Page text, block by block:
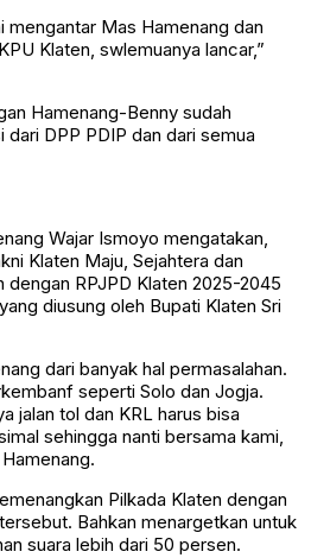
mengantar Mas Hamenang dan
Klaten, swlemuanya lancar,”
Hamenang-Benny sudah
DPP PDIP dan dari semua
Wajar Ismoyo mengatakan,
Klaten Maju, Sejahtera dan
dengan RPJPD Klaten 2025-2045
diusung oleh Bupati Klaten Sri
dari banyak hal permasalahan.
seperti Solo dan Jogja.
jalan tol dan KRL harus bisa
sehingga nanti bersama kami,
Pilkada Klaten dengan
Bahkan menargetkan untuk
suara lebih dari 50 persen.